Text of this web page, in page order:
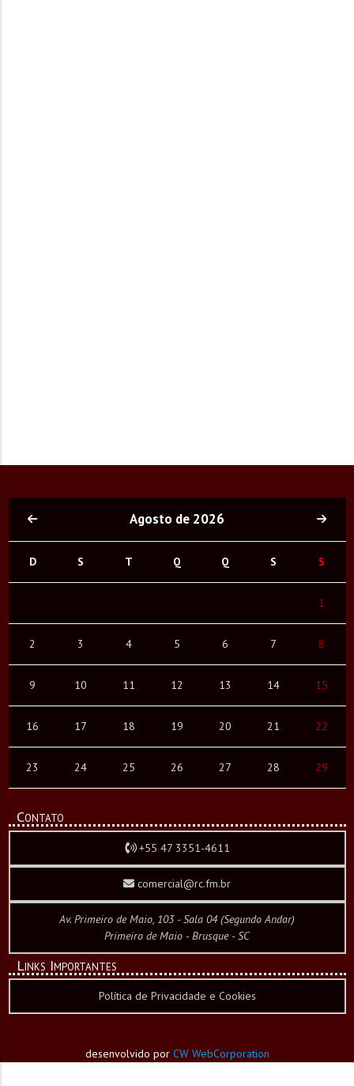
Agosto de 2026
D S T Q Q S S
1
2 3 4 5 6 7 8
9 10 11 12 13 14 15
16 17 18 19 20 21 22
23 24 25 26 27 28 29
Contato
+55 47 3351-4611
comercial@rc.fm.br
Av. Primeiro de Maio, 103 - Sala 04 (Segundo Andar)
Primeiro de Maio - Brusque - SC
Links Importantes
Política de Privacidade e Cookies
desenvolvido por CW WebCorporation